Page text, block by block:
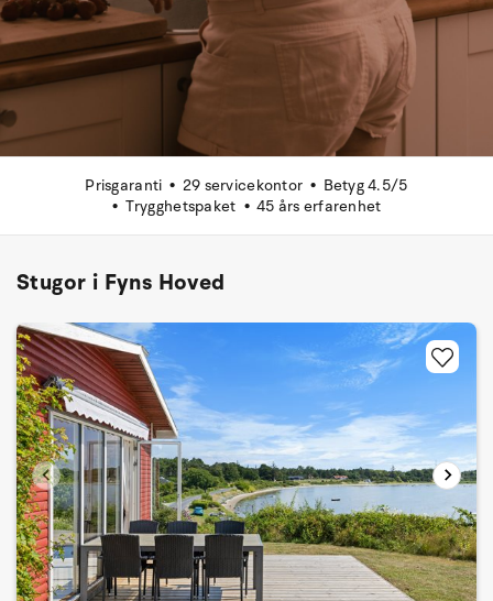
Prisgaranti 29 servicekontor
Betyg 4.5/5
Trygghetspaket
45 års erfarenhet
Stugor i Fyns Hoved